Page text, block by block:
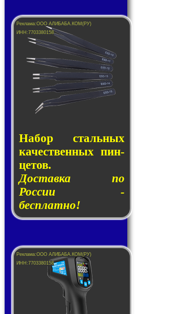
Набор сталь­ных
ка­чест­вен­ных пин­
це­тов.
Доставка по
России -
бесплатно!